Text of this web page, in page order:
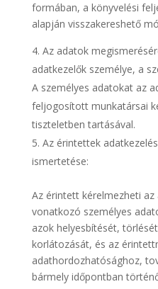
formában, a könyvelési
alapján visszakereshető
Az adatok
adatkezelők személye, a
A személyes adatokat az
feljogosított munkatársai
tiszteletben tartásával.
Az érintettek
ismertetése:
Az érintett kérelmezheti az
vonatkozó személyes
azok helyesbítését,
korlátozását, és az
adathordozhatósághoz,
bármely időpontban